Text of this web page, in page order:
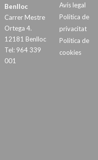
Benlloc
Carrer Mestre
Ortega 4.
12181 Benlloc
Tel: 964 339
001
Avís legal
Política de
privacitat
Política de
cookies